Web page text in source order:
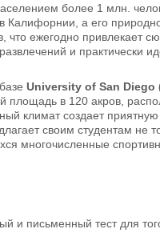
более 1 млн.
а его
ежегодно привлекает
и практически
University of San Diego
площадь в 120 акров,
климат создает
своим студентам не
многочисленные
и письменный тест для